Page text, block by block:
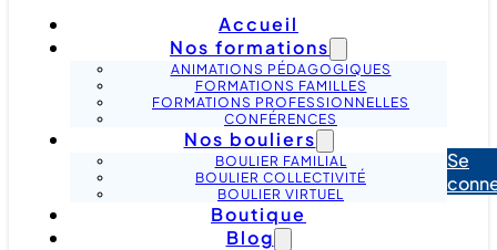
Accueil
Nos formations
ANIMATIONS PÉDAGOGIQUES
FORMATIONS FAMILLES
FORMATIONS PROFESSIONNELLES
CONFÉRENCES
Nos bouliers
BOULIER FAMILIAL
BOULIER COLLECTIVITÉ
BOULIER VIRTUEL
Boutique
Blog
Se